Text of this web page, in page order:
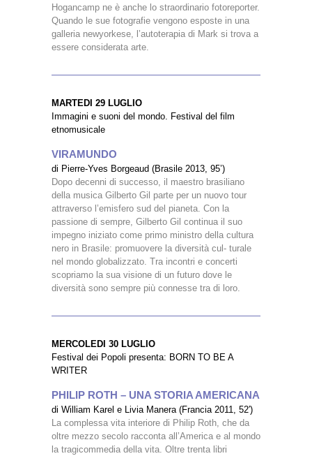
Hogancamp ne è anche lo straordinario fotoreporter.
Quando le sue fotografie vengono esposte in una
galleria newyorkese, l’autoterapia di Mark si trova a
essere considerata arte.
MARTEDI 29 LUGLIO
Immagini e suoni del mondo. Festival del film
etnomusicale
VIRAMUNDO
di Pierre-Yves Borgeaud (Brasile 2013, 95’)
Dopo decenni di successo, il maestro brasiliano
della musica Gilberto Gil parte per un nuovo tour
attraverso l’emisfero sud del pianeta. Con la
passione di sempre, Gilberto Gil continua il suo
impegno iniziato come primo ministro della cultura
nero in Brasile: promuovere la diversità cul- turale
nel mondo globalizzato. Tra incontri e concerti
scopriamo la sua visione di un futuro dove le
diversità sono sempre più connesse tra di loro.
MERCOLEDI 30 LUGLIO
Festival dei Popoli presenta: BORN TO BE A
WRITER
PHILIP ROTH – UNA STORIA AMERICANA
di William Karel e Livia Manera (Francia 2011, 52′)
La complessa vita interiore di Philip Roth, che da
oltre mezzo secolo racconta all’America e al mondo
la tragicommedia della vita. Oltre trenta libri